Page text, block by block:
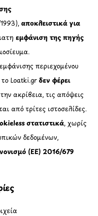
αποκλειστικά για
εμφάνιση της πηγής
περιεχομένου
το Loatki.grδεν φέρει
ακρίβεια, τις απόψεις
από τρίτες ιστοσελίδες.
στατιστικά, χωρίς
δεδομένων,
(ΕΕ) 2016/679